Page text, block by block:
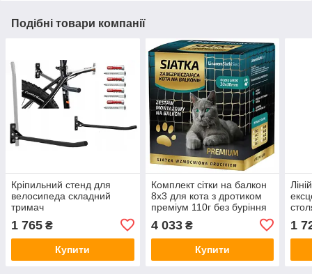
Подібні товари компанії
Кріпильний стенд для
велосипеда складний
тримач
1 765 ₴
Купити
Комплект сітки на балкон
8x3 для кота з дротиком
преміум 110г без буріння
4 033₴
Купити
1